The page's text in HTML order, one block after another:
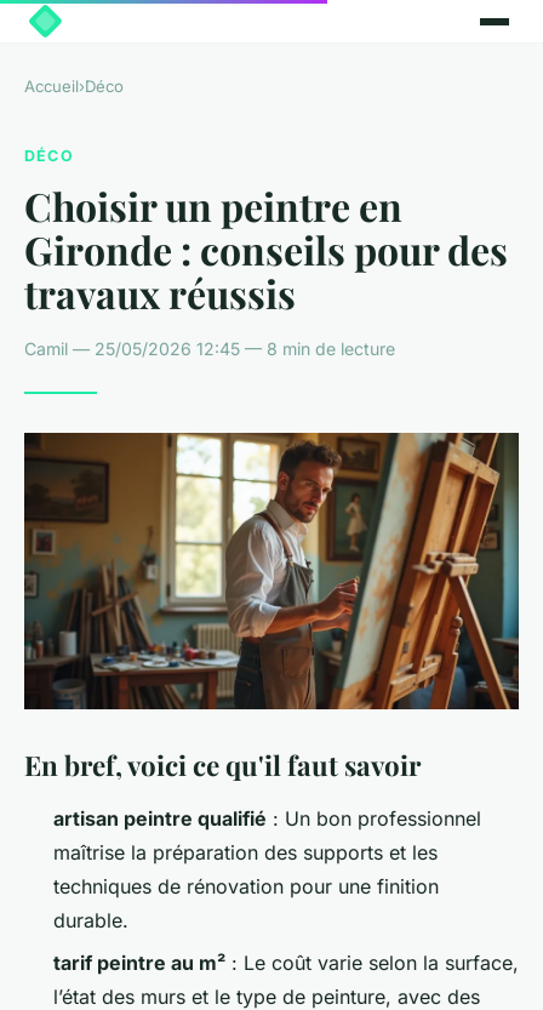
Accueil›Déco
DÉCO
Choisir un peintre en
Gironde : conseils pour des
travaux réussis
Camil — 25/05/2026 12:45 — 8 min de lecture
En bref, voici ce qu'il faut savoir
artisan peintre qualifié : Un bon professionnel
maîtrise la préparation des supports et les
techniques de rénovation pour une finition
durable.
tarif peintre au m² : Le coût varie selon la surface,
l’état des murs et le type de peinture, avec des